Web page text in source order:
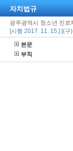
자치법규
광주광역시 청소년 진로
[시행 2017. 11. 15.] [(
본문
부칙